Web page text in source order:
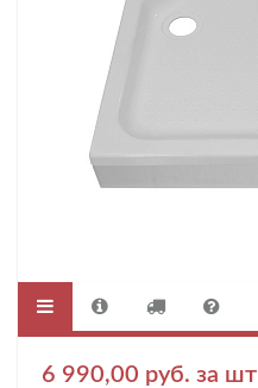
6 990,00 руб. за шт